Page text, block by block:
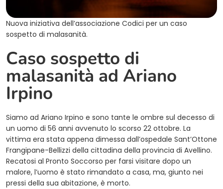
Nuova iniziativa dell’associazione Codici per un caso
sospetto di malasanità.
Caso sospetto di
malasanità ad Ariano
Irpino
Siamo ad Ariano Irpino e sono tante le ombre sul decesso di
un uomo di 56 anni avvenuto lo scorso 22 ottobre. La
vittima era stata appena dimessa dall’ospedale Sant’Ottone
Frangipane-Bellizzi della cittadina della provincia di Avellino.
Recatosi al Pronto Soccorso per farsi visitare dopo un
malore, l’uomo è stato rimandato a casa, ma, giunto nei
pressi della sua abitazione, è morto.